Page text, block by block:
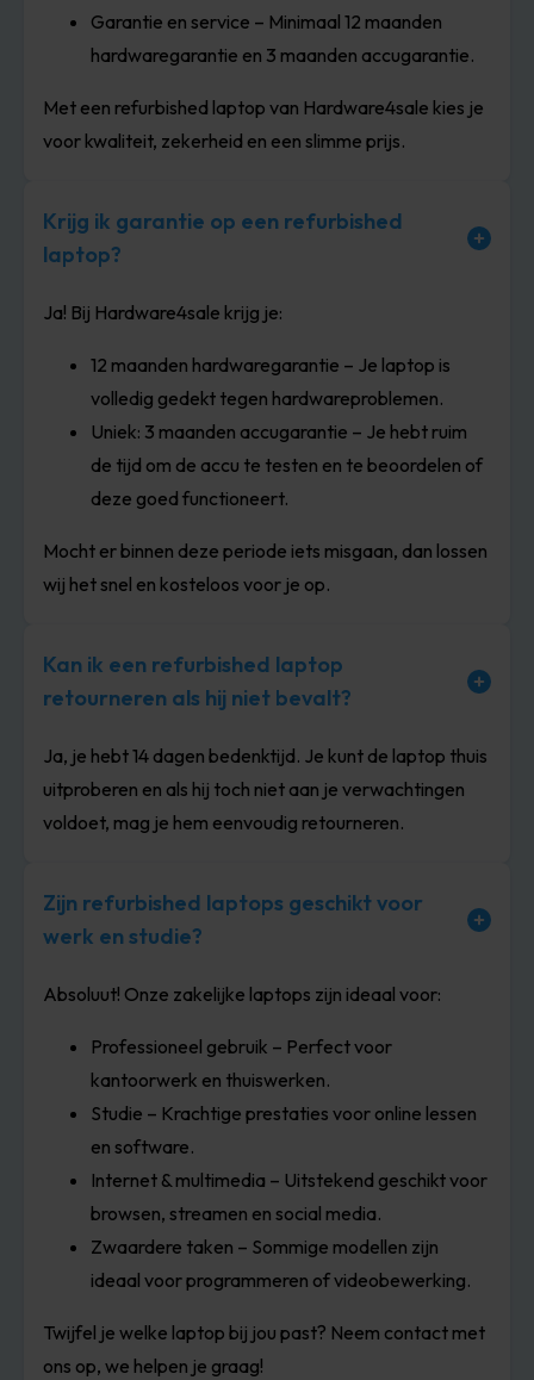
Garantie en service – Minimaal 12 maanden
hardwaregarantie en 3 maanden accugarantie.
Met een refurbished laptop van Hardware4sale kies je
voor kwaliteit, zekerheid en een slimme prijs.
Krijg ik garantie op een refurbished
laptop?
Ja! Bij Hardware4sale krijg je:
12 maanden hardwaregarantie – Je laptop is
volledig gedekt tegen hardwareproblemen.
Uniek: 3 maanden accugarantie – Je hebt ruim
de tijd om de accu te testen en te beoordelen of
deze goed functioneert.
Mocht er binnen deze periode iets misgaan, dan lossen
wij het snel en kosteloos voor je op.
Kan ik een refurbished laptop
retourneren als hij niet bevalt?
Ja, je hebt 14 dagen bedenktijd. Je kunt de laptop thuis
uitproberen en als hij toch niet aan je verwachtingen
voldoet, mag je hem eenvoudig retourneren.
Zijn refurbished laptops geschikt voor
werk en studie?
Absoluut! Onze zakelijke laptops zijn ideaal voor:
Professioneel gebruik – Perfect voor
kantoorwerk en thuiswerken.
Studie – Krachtige prestaties voor online lessen
en software.
Internet & multimedia – Uitstekend geschikt voor
browsen, streamen en social media.
Zwaardere taken – Sommige modellen zijn
ideaal voor programmeren of videobewerking.
Twijfel je welke laptop bij jou past? Neem contact met
ons op, we helpen je graag!